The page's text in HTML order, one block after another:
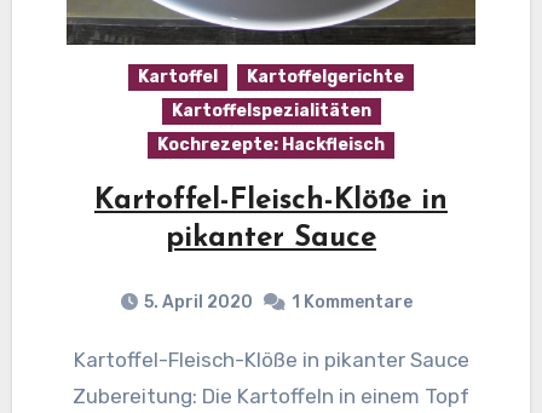
Kartoffel
Kartoffelgerichte
Kartoffelspezialitäten
Kochrezepte: Hackfleisch
Kartoffel-Fleisch-Klöße in
pikanter Sauce
5. April 2020 1 Kommentare
Kartoffel-Fleisch-Klöße in pikanter Sauce
Zubereitung: Die Kartoffeln in einem Topf